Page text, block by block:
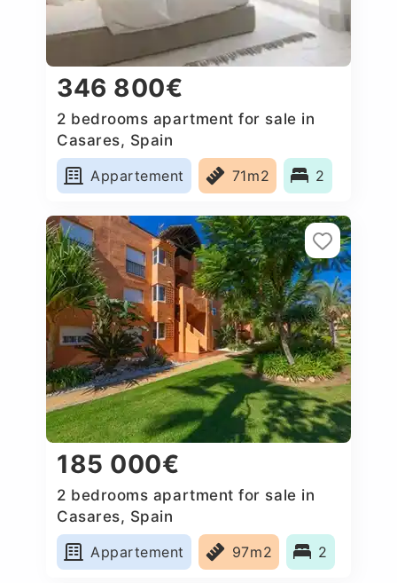
346 800€
2 bedrooms apartment for sale in
Casares, Spain
Appartement
71m2 2
185 000€
2 bedrooms apartment for sale in
Casares, Spain
Appartement
97m2 2